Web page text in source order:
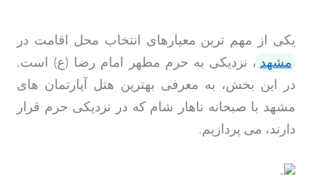
یکی از مهم ترین معیارهای انتخاب محل اقامت در
مشهد ، نزدیکی به حرم مطهر امام رضا (ع) است.
در این بخش، به معرفی بهترین هتل آپارتمان های
مشهد با صبحانه ناهار شام که در نزدیکی حرم قرار
دارند، می پردازیم.